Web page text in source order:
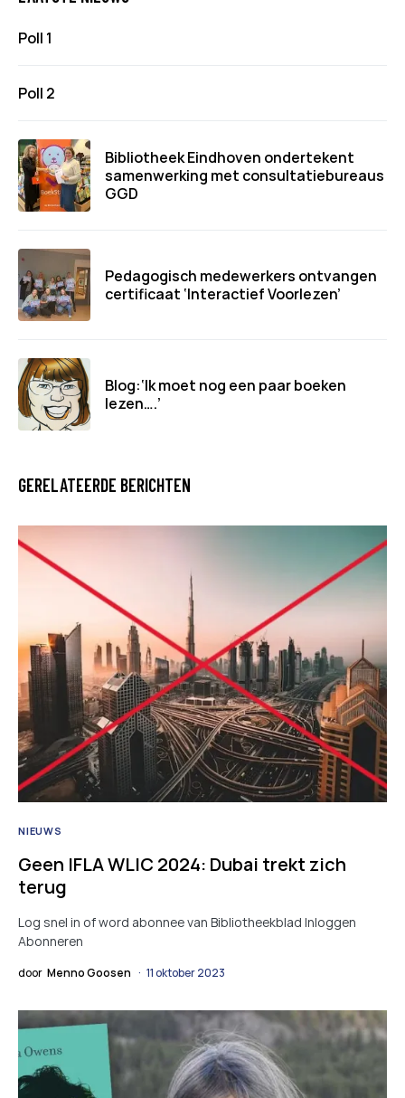
Poll 1
Poll 2
Bibliotheek Eindhoven ondertekent
samenwerking met consultatiebureaus
GGD
Pedagogisch medewerkers ontvangen
certificaat ‘Interactief Voorlezen’
Blog:‘Ik moet nog een paar boeken
lezen….’
GERELATEERDE BERICHTEN
NIEUWS
Geen IFLA WLIC 2024: Dubai trekt zich
terug
Log snel in of word abonnee van Bibliotheekblad Inloggen
Abonneren
door Menno Goosen 11 oktober 2023